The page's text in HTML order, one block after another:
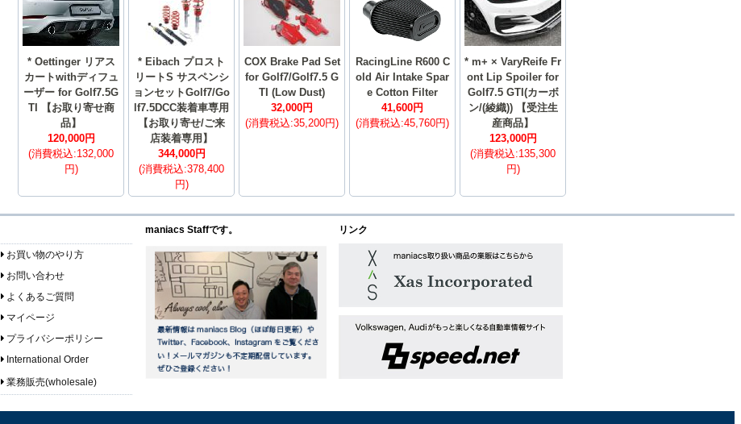
* Oettinger リアス
カートwithディフュ
ーザー for Golf7.5G
TI 【お取り寄せ商
品】
120,000円
(消費税込:132,000
円)
* Eibach プロスト
リートS サスペンシ
ョンセットGolf7/Go
lf7.5DCC装着車専用
【お取り寄せ/ご来
店装着専用】
344,000円
(消費税込:378,400
円)
COX Brake Pad Set
for Golf7/Golf7.5 G
TI (Low Dust)
32,000円
(消費税込:35,200円)
RacingLine R600 C
old Air Intake Spar
e Cotton Filter
41,600円
(消費税込:45,760円)
* m+ × VaryReife Fr
ont Lip Spoiler for
Golf7.5 GTI(カーボ
ン/(綾織)) 【受注生
産商品】
123,000円
(消費税込:135,300
円)
お買い物のやり方
お問い合わせ
よくあるご質問
マイページ
プライバシーポリシー
International Order
業務販売(wholesale)
maniacs Staffです。 リンク